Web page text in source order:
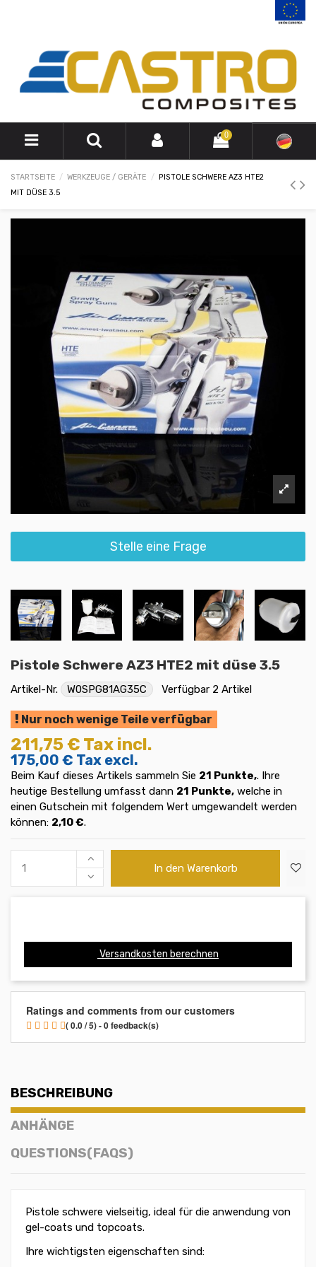
0
STARTSEITE WERKZEUGE / GERÄTE
PISTOLE SCHWERE AZ3 HTE2
MIT DÜSE 3.5
Stelle eine Frage
Pistole Schwere AZ3 HTE2 mit düse 3.5
Artikel-Nr. W0SPG81AG35C Verfügbar 2 Artikel
Nur noch wenige Teile verfügbar
211,75 € Tax incl.
175,00 € Tax excl.
Beim Kauf dieses Artikels sammeln Sie 21 Punkte,. Ihre
heutige Bestellung umfasst dann 21 Punkte, welche in
einen Gutschein mit folgendem Wert umgewandelt werden
können: 2,10 €.
In den Warenkorb
Versandkosten berechnen
Ratings and comments from our customers
( 0.0 / 5) - 0 feedback(s)
BESCHREIBUNG
ANHÄNGE
QUESTIONS(FAQS)
Pistole schwere vielseitig, ideal für die anwendung von
gel-coats und topcoats.
Ihre wichtigsten eigenschaften sind: